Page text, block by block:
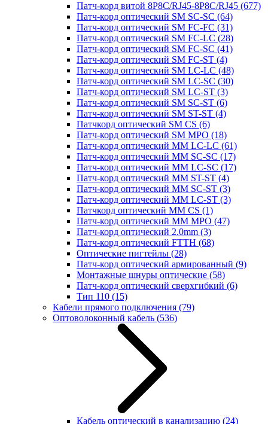
Патч-корд витой 8P8C/RJ45-8P8C/RJ45 (677)
Патч-корд оптический SM SC-SC (64)
Патч-корд оптический SM FC-FC (31)
Патч-корд оптический SM FC-LC (28)
Патч-корд оптический SM FC-SC (41)
Патч-корд оптический SM FC-ST (4)
Патч-корд оптический SM LC-LC (48)
Патч-корд оптический SM LC-SC (30)
Патч-корд оптический SM LC-ST (3)
Патч-корд оптический SM SC-ST (6)
Патч-корд оптический SM ST-ST (4)
Патчкорд оптический SM CS (6)
Патч-корд оптический SM MPO (18)
Патч-корд оптический MM LC-LC (61)
Патч-корд оптический MM SC-SC (17)
Патч-корд оптический MM LC-SC (17)
Патч-корд оптический MM ST-ST (4)
Патч-корд оптический MM SC-ST (3)
Патч-корд оптический MM LC-ST (3)
Патчкорд оптический MM CS (1)
Патч-корд оптический MM MPO (47)
Патч-корд оптический 2.0mm (3)
Патч-корд оптический FTTH (68)
Оптические пигтейлы (28)
Патч-корд оптический армированный (9)
Монтажные шнуры оптические (58)
Патч-корд оптический сверхгибкий (6)
Тип 110 (15)
Кабели прямого подключения (79)
Оптоволоконный кабель (536)
Кабель оптический в канализацию (24)